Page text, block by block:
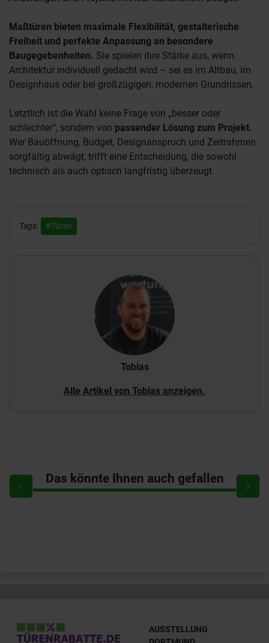
Maßtüren bieten maximale Flexibilität, gestalterische
Freiheit und perfekte Anpassung an besondere
Baugegebenheiten. Sie spielen ihre Stärke aus, wenn
Architektur individuell gedacht wird – sei es im Altbau, im
Designhaus oder bei großzügigen, modernen Grundrissen.
Letztlich ist die Wahl keine Frage von „besser oder
schlechter“, sondern von passender Lösung zum Projekt.
Wer Bauöffnung, Budget, Designanspruch und Zeitrahmen
sorgfältig abwägt, trifft eine Entscheidung, die sowohl
technisch als auch optisch langfristig überzeugt.
Tags: #Türen
Tobias
Alle Artikel von Tobias anzeigen.
Das könnte Ihnen auch gefallen
AUSSTELLUNG